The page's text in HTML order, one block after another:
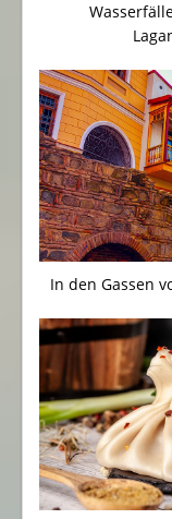
In den Gassen